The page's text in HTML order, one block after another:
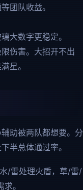
团队收益。
大数字更稳定。
伤害。大招开不出
星。
助被两队都想要。分
半总体通过率。
/雷处理火盾，草/雷/
。